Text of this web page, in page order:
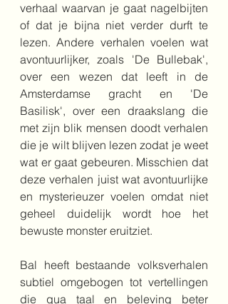
verhaal waarvan je gaat nagelbijten
of dat je bijna niet verder durft te
lezen. Andere verhalen voelen wat
avontuurlijker, zoals 'De Bullebak',
over een wezen dat leeft in de
Amsterdamse gracht en 'De
Basilisk', over een draakslang die
met zijn blik mensen doodt verhalen
die je wilt blijven lezen zodat je weet
wat er gaat gebeuren. Misschien dat
deze verhalen juist wat avontuurlijke
en mysterieuzer voelen omdat niet
geheel duidelijk wordt hoe het
bewuste monster eruitziet.
Bal heeft bestaande volksverhalen
subtiel omgebogen tot vertellingen
die qua taal en beleving beter